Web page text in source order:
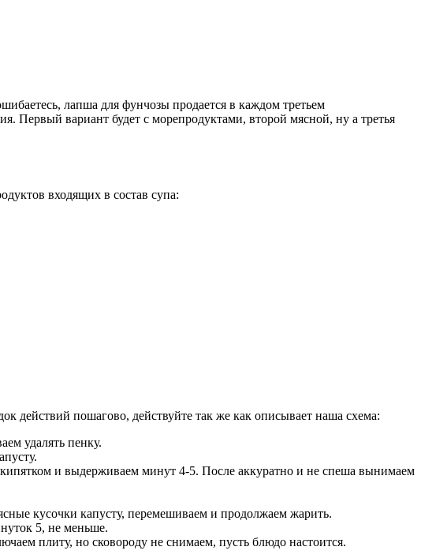
лапша для фунчозы продается в каждом третьем
Первый вариант будет с морепродуктами, второй мясной, ну а третья
входящих в состав супа:
действий пошагово, действуйте так же как описывает наша схема:
удалять пенку.
и выдерживаем минут 4-5. После аккуратно и не спеша вынимаем
кусочки капусту, перемешиваем и продолжаем жарить.
5, не меньше.
плиту, но сковороду не снимаем, пусть блюдо настоится.